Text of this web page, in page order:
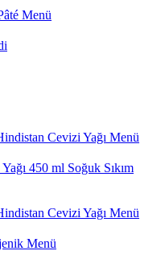
Menü
Cevizi Yağı Menü
450 ml Soğuk Sıkım
Cevizi Yağı Menü
Menü